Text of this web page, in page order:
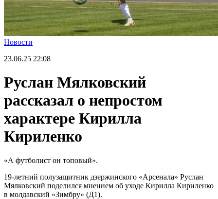
Новости
23.06.25 22:08
Руслан Мялковский
рассказал о непростом
характере Кирилла
Кириленко
«А футболист он топовый».
19-летний полузащитник дзержинского «Арсенала» Руслан
Мялковский поделился мнением об уходе Кирилла Кириленко
в молдавский «Зимбру» (Д1).